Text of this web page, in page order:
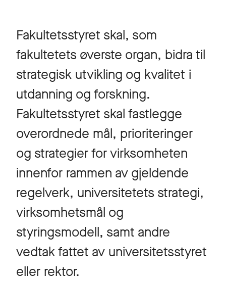
Fakultetsstyret skal, som
fakultetets øverste organ, bidra til
strategisk utvikling og kvalitet i
utdanning og forskning.
Fakultetsstyret skal fastlegge
overordnede mål, prioriteringer
og strategier for virksomheten
innenfor rammen av gjeldende
regelverk, universitetets strategi,
virksomhetsmål og
styringsmodell, samt andre
vedtak fattet av universitetsstyret
eller rektor.